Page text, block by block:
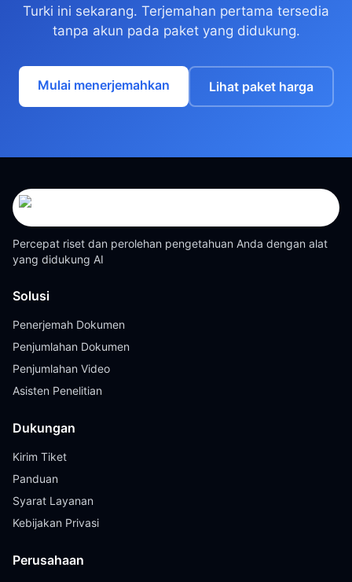
Turki ini sekarang. Terjemahan pertama tersedia
tanpa akun pada paket yang didukung.
Mulai menerjemahkan Lihat paket harga
Percepat riset dan perolehan pengetahuan Anda dengan alat
yang didukung AI
Solusi
Penerjemah Dokumen
Penjumlahan Dokumen
Penjumlahan Video
Asisten Penelitian
Dukungan
Kirim Tiket
Panduan
Syarat Layanan
Kebijakan Privasi
Perusahaan